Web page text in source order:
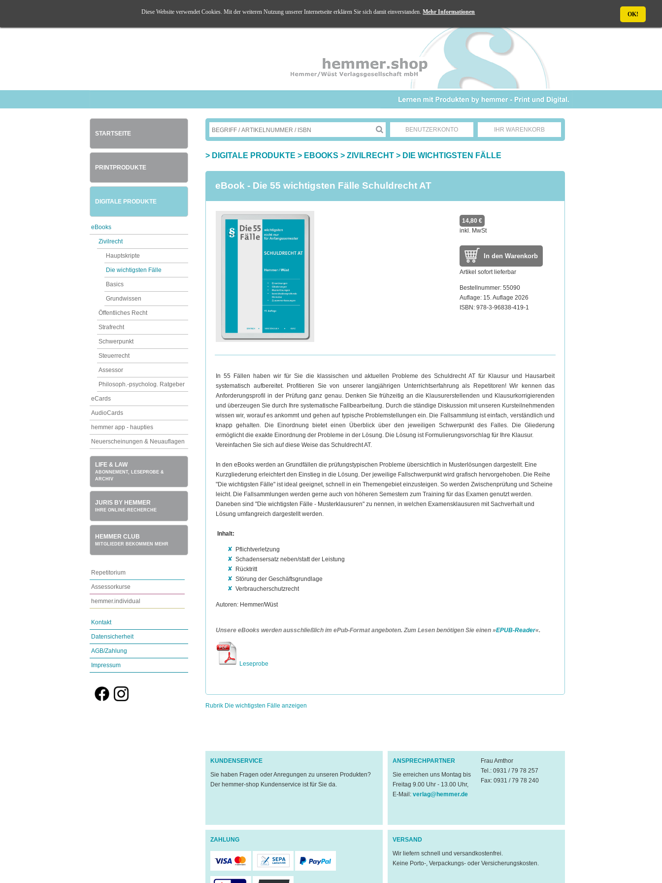
STARTSEITE
PRINTPRODUKTE
DIGITALE PRODUKTE
eBooks
Zivilrecht
Hauptskripte
Die wichtigsten Fälle
Basics
Grundwissen
Öffentliches Recht
Strafrecht
Schwerpunkt
Steuerrecht
Assessor
Philosoph.-psycholog. Ratgeber
eCards
AudioCards
hemmer app - haupties
Neuerscheinungen & Neuauflagen
LIFE & LAW
ABONNEMENT, LESEPROBE &
ARCHIV
JURIS BY HEMMER
IHRE ONLINE-RECHERCHE
HEMMER CLUB
MITGLIEDER BEKOMMEN MEHR
Repetitorium
Assessorkurse
hemmer.individual
Kontakt
Datensicherheit
AGB/Zahlung
Impressum
BENUTZERKONTO IHR WARENKORB
> DIGITALE PRODUKTE > EBOOKS > ZIVILRECHT > DIE WICHTIGSTEN FÄLLE
eBook - Die 55 wichtigsten Fälle Schuldrecht AT
14,80 €
inkl. MwSt
In den Warenkorb
Artikel sofort lieferbar
Bestellnummer: 55090
Auflage: 15. Auflage 2026
ISBN: 978-3-96838-419-1
In 55 Fällen haben wir für Sie die klassischen und aktuellen Probleme des Schuldrecht AT für Klausur und Hausarbeit
systematisch aufbereitet. Profitieren Sie von unserer langjährigen Unterrichtserfahrung als Repetitoren! Wir kennen das
Anforderungsprofil in der Prüfung ganz genau. Denken Sie frühzeitig an die Klausurerstellenden und Klausurkorrigierenden
und überzeugen Sie durch Ihre systematische Fallbearbeitung. Durch die ständige Diskussion mit unseren Kursteilnehmenden
wissen wir, worauf es ankommt und gehen auf typische Problemstellungen ein. Die Fallsammlung ist einfach, verständlich und
knapp gehalten. Die Einordnung bietet einen Überblick über den jeweiligen Schwerpunkt des Falles. Die Gliederung
ermöglicht die exakte Einordnung der Probleme in der Lösung. Die Lösung ist Formulierungsvorschlag für Ihre Klausur.
Vereinfachen Sie sich auf diese Weise das Schuldrecht AT.
In den eBooks werden an Grundfällen die prüfungstypischen Probleme übersichtlich in Musterlösungen dargestellt. Eine
Kurzgliederung erleichtert den Einstieg in die Lösung. Der jeweilige Fallschwerpunkt wird grafisch hervorgehoben. Die Reihe
"Die wichtigsten Fälle" ist ideal geeignet, schnell in ein Themengebiet einzusteigen. So werden Zwischenprüfung und Scheine
leicht. Die Fallsammlungen werden gerne auch von höheren Semestern zum Training für das Examen genutzt werden.
Daneben sind "Die wichtigsten Fälle - Musterklausuren" zu nennen, in welchen Examensklausuren mit Sachverhalt und
Lösung umfangreich dargestellt werden.
Inhalt:
Pflichtverletzung
Schadensersatz neben/statt der Leistung
Rücktritt
Störung der Geschäftsgrundlage
Verbraucherschutzrecht
Autoren: Hemmer/Wüst
Unsere eBooks werden ausschließlich im ePub-Format angeboten. Zum Lesen benötigen Sie einen »EPUB-Reader«.
Leseprobe
Rubrik Die wichtigsten Fälle anzeigen
KUNDENSERVICE
Sie haben Fragen oder Anregungen zu unseren Produkten?
Der hemmer-shop Kundenservice ist für Sie da.
ANSPRECHPARTNER
Sie erreichen uns Montag bis
Freitag 9.00 Uhr - 13.00 Uhr,
E-Mail: verlag@hemmer.de
Frau Amthor
Tel.: 0931 / 79 78 257
Fax: 0931 / 79 78 240
ZAHLUNG
VERSAND
Wir liefern schnell und versandkostenfrei.
Keine Porto-, Verpackungs- oder Versicherungskosten.
Diese Website verwendet Cookies. Mit der weiteren Nutzung unserer Internetseite erklären Sie sich damit einverstanden.Mehr Informationen OK!